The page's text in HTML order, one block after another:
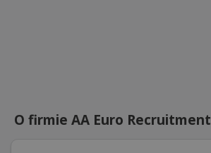
O firmie AA Euro Recruitment